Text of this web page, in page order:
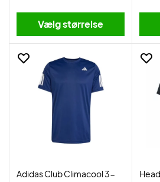
Vælg størrelse
Adidas Club Climacool 3-